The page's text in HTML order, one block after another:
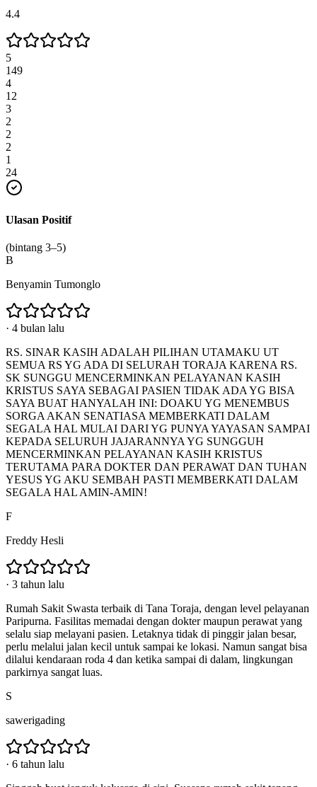
4.4
5
149
4
12
3
2
2
2
1
24
Ulasan Positif
(bintang 3–5)
B
Benyamin Tumonglo
· 4 bulan lalu
RS. SINAR KASIH ADALAH PILIHAN UTAMAKU UT
SEMUA RS YG ADA DI SELURAH TORAJA KARENA RS.
SK SUNGGU MENCERMINKAN PELAYANAN KASIH
KRISTUS SAYA SEBAGAI PASIEN TIDAK ADA YG BISA
SAYA BUAT HANYALAH INI: DOAKU YG MENEMBUS
SORGA AKAN SENATIASA MEMBERKATI DALAM
SEGALA HAL MULAI DARI YG PUNYA YAYASAN SAMPAI
KEPADA SELURUH JAJARANNYA YG SUNGGUH
MENCERMINKAN PELAYANAN KASIH KRISTUS
TERUTAMA PARA DOKTER DAN PERAWAT DAN TUHAN
YESUS YG AKU SEMBAH PASTI MEMBERKATI DALAM
SEGALA HAL AMIN-AMIN!
F
Freddy Hesli
· 3 tahun lalu
Rumah Sakit Swasta terbaik di Tana Toraja, dengan level pelayanan
Paripurna. Fasilitas memadai dengan dokter maupun perawat yang
selalu siap melayani pasien. Letaknya tidak di pinggir jalan besar,
perlu melalui jalan kecil untuk sampai ke lokasi. Namun sangat bisa
dilalui kendaraan roda 4 dan ketika sampai di dalam, lingkungan
parkirnya sangat luas.
S
sawerigading
· 6 tahun lalu